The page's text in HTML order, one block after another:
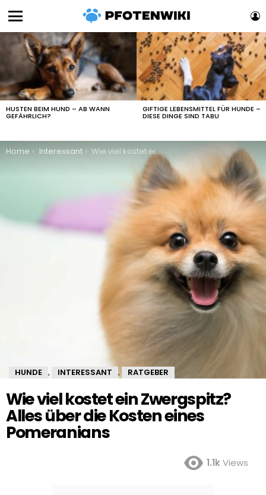
LATEST
STORIES
HUSTEN BEIM HUND – AB WANN
GEFÄHRLICH?
GIFTIGE LEBENSMITTEL FÜR HUNDE –
DIESE DINGE SIND TABU
You are here:
Home Interessant Wie viel kostet ein Zwergspitz? Alles über die Kosten eines Pomeranians
HUNDE , INTERESSANT , RATGEBER
Wie viel kostet ein Zwergspitz?
Alles über die Kosten eines
Pomeranians
1.1kViews